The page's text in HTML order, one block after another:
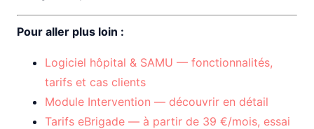
Pour aller plus loin :
Logiciel hôpital & SAMU — fonctionnalités,
tarifs et cas clients
Module Intervention — découvrir en détail
Tarifs eBrigade — à partir de 39 €/mois, essai